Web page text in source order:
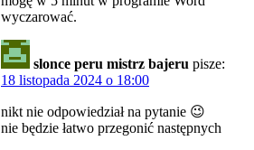
wyczarować.
slonce peru mistrz bajeru pisze:
18 listopada 2024 o 18:00
nikt nie odpowiedział na pytanie 😉
nie będzie łatwo przegonić następnych